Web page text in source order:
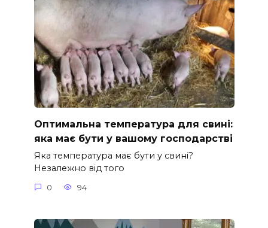
Оптимальна температура для свині:
яка має бути у вашому господарстві
Яка температура має бути у свині?
Незалежно від того
0 94